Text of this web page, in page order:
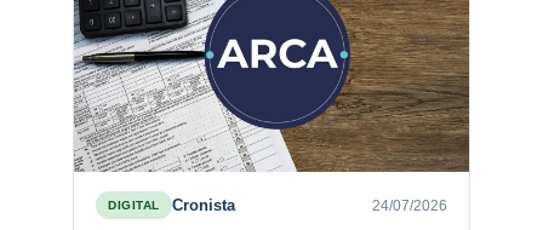
DIGITAL Cronista 24/07/2026